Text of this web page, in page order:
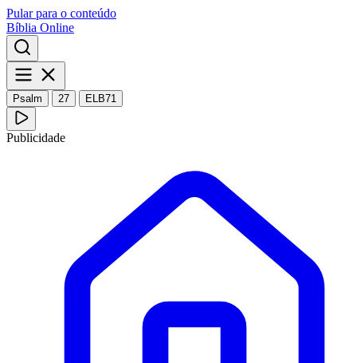
Pular para o conteúdo
Bíblia Online
Psalm 27 ELB71
Publicidade